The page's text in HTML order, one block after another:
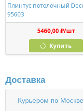
Плинтус потолочный
95603
5460,00 ₽/шт
Купить
Доставка
Курьером по